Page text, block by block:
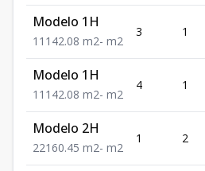
Modelo 1H
1 1 1 42.08 m2- m2
3 1
Modelo 1H
1 1 1 42.08 m2- m2
4 1
Modelo 2H
221 60.45 m2- m2
1 2